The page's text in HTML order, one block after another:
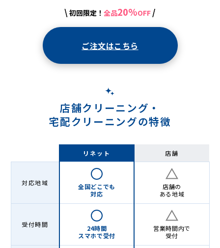
\ 初回限定！ 全品20%OFF /
ご注文はこちら
店舗クリーニング・
宅配クリーニングの特徴
リネット 店舗
対応地域
全国どこでも
対応
店舗の
ある地域
受付時間
24時間
スマホで受付
営業時間内で
受付